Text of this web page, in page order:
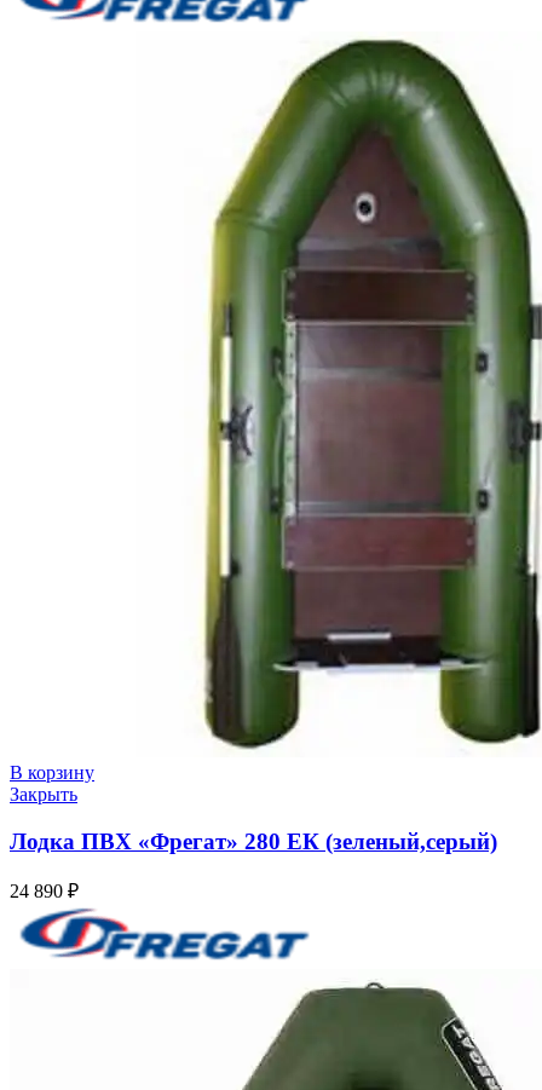
В корзину
Закрыть
Лодка ПВХ «Фрегат» 280 ЕК (зеленый,серый)
24 890 ₽